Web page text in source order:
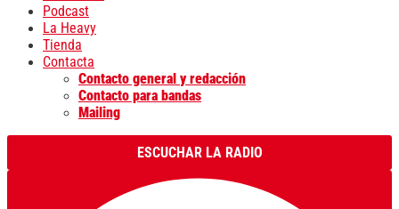
Podcast
La Heavy
Tienda
Contacta
Contacto general y redacción
Contacto para bandas
Mailing
ESCUCHAR LA RADIO